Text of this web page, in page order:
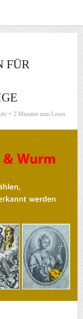
FÜR
2 Minuten zum Lesen